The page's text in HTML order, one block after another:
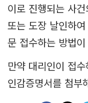
이로 진행되는 사
또는 도장 날인하
문 접수하는 방법
만약 대리인이 접
인감증명서를 첨부